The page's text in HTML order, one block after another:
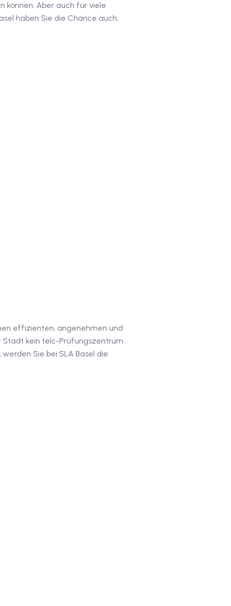
können. Aber auch für viele
haben Sie die Chance auch,
effizienten, angenehmen und
Stadt kein telc-Prüfungszentrum
Sie bei SLA Basel die